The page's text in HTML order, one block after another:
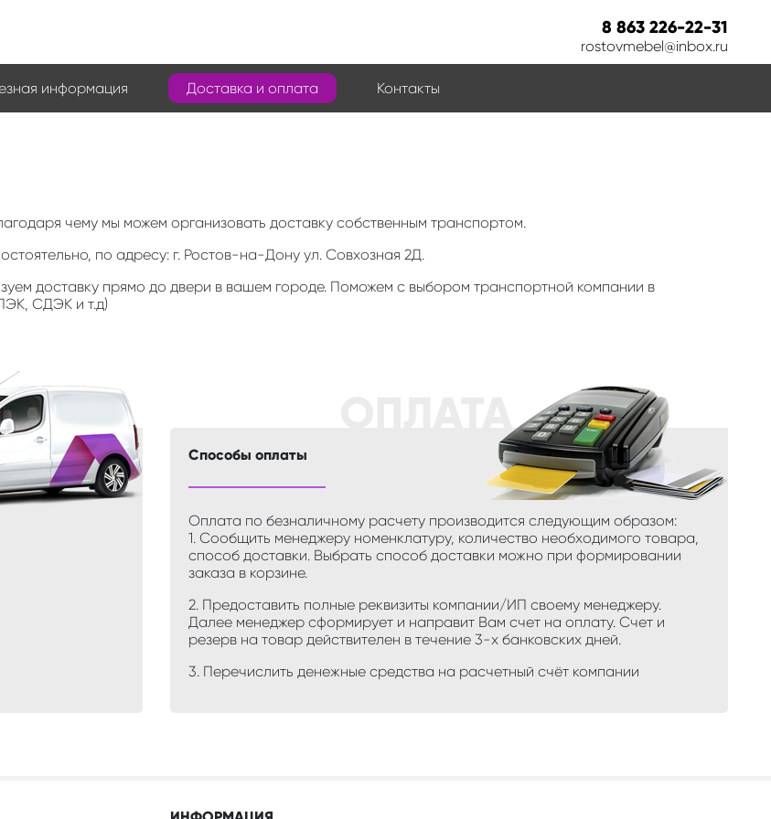
8 863 226-22-31
rostovmebel@inbox.ru
информация Доставка и оплата Контакты
чему мы можем организовать доставку собственным транспортом.
по адресу: г. Ростов-на-Дону ул. Совхозная 2Д.
доставку прямо до двери в вашем городе. Поможем с выбором транспортной компании в
СДЭК и т.д)
Способы оплаты
Оплата по безналичному расчету производится следующим образом:
1. Сообщить менеджеру номенклатуру, количество необходимого товара,
способ доставки. Выбрать способ доставки можно при формировании
заказа в корзине.
2. Предоставить полные реквизиты компании/ИП своему менеджеру.
Далее менеджер сформирует и направит Вам счет на оплату. Счет и
резерв на товар действителен в течение 3-х банковских дней.
3. Перечислить денежные средства на расчетный счёт компании